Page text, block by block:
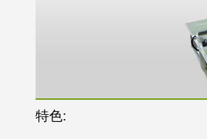
特色: